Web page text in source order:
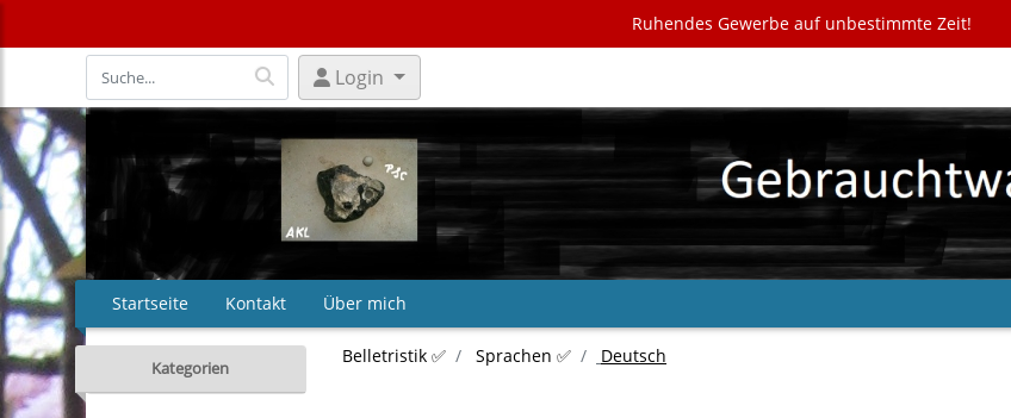
Ruhendes Gewerbe auf unbestimmte Zeit!
Login
Startseite Kontakt Über mich
Kategorien
Belletristik ✅ Sprachen ✅ Deutsch